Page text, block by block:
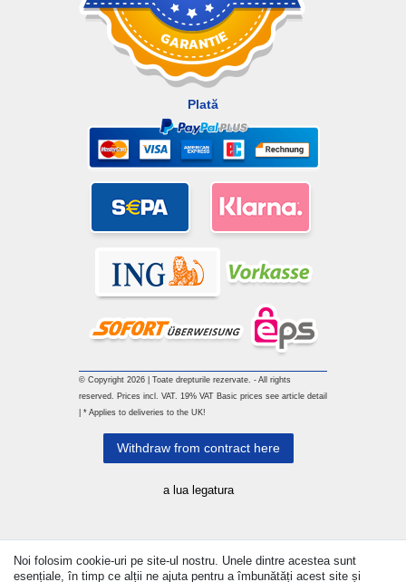
Plată
© Copyright 2026 | Toate drepturile rezervate. - All rights
reserved. Prices incl. VAT. 19% VAT Basic prices see article detail
| * Applies to deliveries to the UK!
Noi folosim cookie-uri pe site-ul nostru. Unele dintre acestea sunt
esențiale, în timp ce alții ne ajuta pentru a îmbunătăți acest site și
Withdraw from contract here
a lua legatura